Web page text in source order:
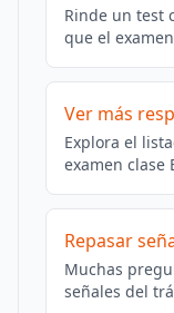
Rinde un test
que el
Ver más
Explora el
examen clase
Repasar
Muchas
señales del